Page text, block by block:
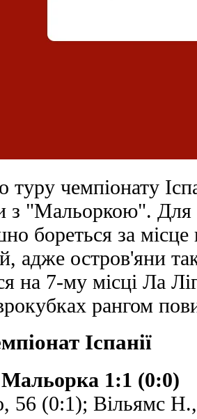
туру чемпіонату
з "Мальоркою". Для
бореться за місце
адже остров'яни
на 7-му місці Ла
рангом
Іспанії
1:1 (0:0)
56 (0:1); Вільямс